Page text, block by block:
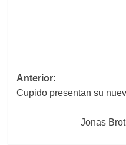
Navegación
de
entradas
Anterior:
Cupido presentan su
Jonas